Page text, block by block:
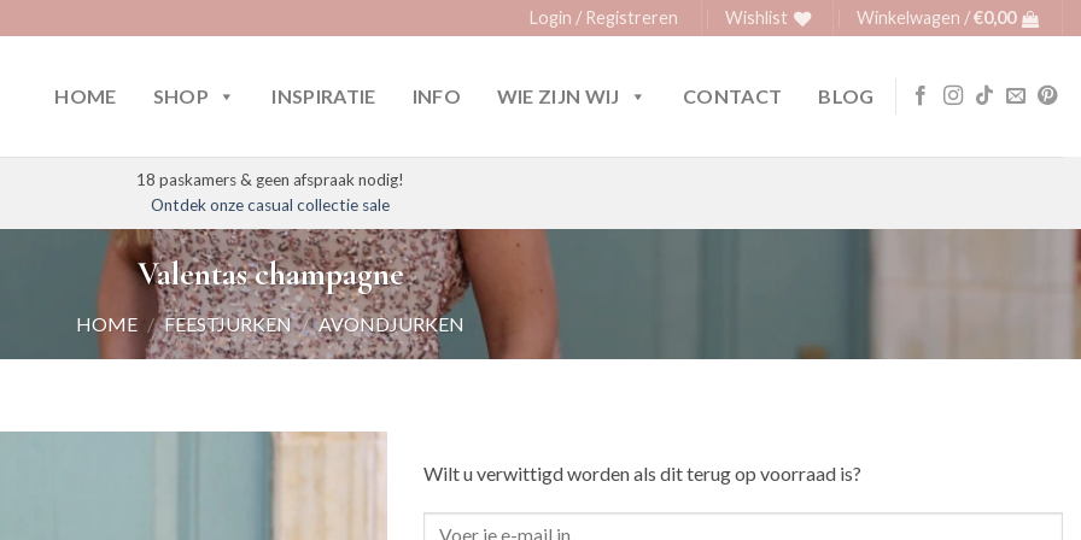
Login / Registreren Wishlist Winkelwagen /€0,00
HOME SHOP INSPIRATIE INFO WIE ZIJN WIJ CONTACT BLOG
18 paskamers & geen afspraak nodig!
Ontdek onze casual collectie sale
Valentas champagne
HOME / FEESTJURKEN / AVONDJURKEN
Wilt u verwittigd worden als dit terug op voorraad is?